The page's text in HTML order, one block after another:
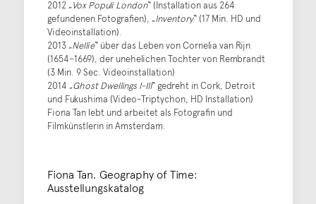
2012 „Vox Populi London“ (Installation aus 264
gefundenen Fotografien), „Inventory“ (17 Min. HD und
Videoinstallation).
2013 „Nellie“ über das Leben von Cornelia van Rijn
(1654–1669), der unehelichen Tochter von Rembrandt
(3 Min. 9 Sec. Videoinstallation)
2014 „Ghost Dwellings I-III“ gedreht in Cork, Detroit
und Fukushima (Video-Triptychon, HD Installation)
Fiona Tan lebt und arbeitet als Fotografin und
Filmkünstlerin in Amsterdam.
Fiona Tan. Geography of Time:
Ausstellungskatalog